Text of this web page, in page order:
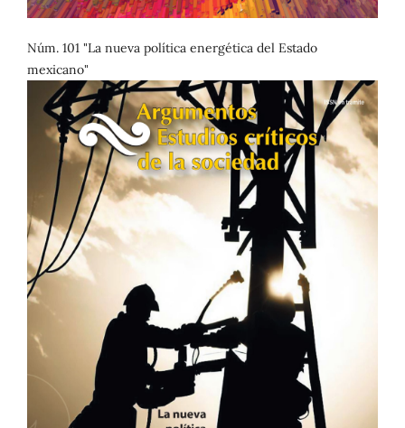
Núm. 101 "La nueva política energética del Estado
mexicano"